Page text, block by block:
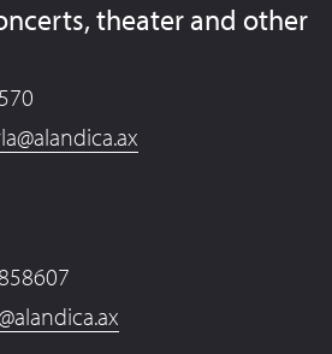
theater and other